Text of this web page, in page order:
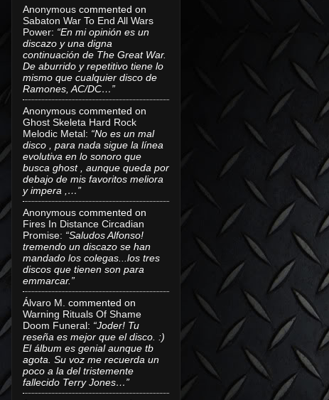
Anonymous commented on
Sabaton War To End All Wars
Power: “En mi opinión es un
discazo y una digna
continuación de The Great War.
De aburrido y repetitivo tiene lo
mismo que cualquier disco de
Ramones, AC/DC…”
Anonymous commented on
Ghost Skeleta Hard Rock
Melodic Metal: “No es un mal
disco , para nada sigue la línea
evolutiva en lo sonoro que
busca ghost , aunque queda por
debajo de mis favoritos meliora
y impera ,…”
Anonymous commented on
Fires In Distance Circadian
Promise: “Saludos Alfonso!
tremendo un discazo se han
mandado los colegas...los tres
discos que tienen son para
emmarcar.”
Álvaro M. commented on
Warning Rituals Of Shame
Doom Funeral: “Joder! Tu
reseña es mejor que el disco. :)
El álbum es genial aunque tb
agota. Su voz me recuerda un
poco a la del tristemente
fallecido Terry Jones…”